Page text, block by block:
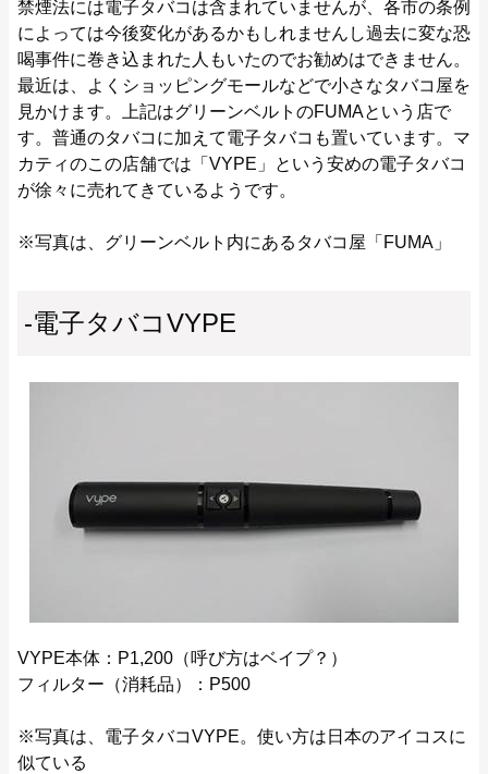
禁煙法には電子タバコは含まれていませんが、各市の条例
によっては今後変化があるかもしれませんし過去に変な恐
喝事件に巻き込まれた人もいたのでお勧めはできません。
最近は、よくショッピングモールなどで小さなタバコ屋を
見かけます。上記はグリーンベルトのFUMAという店で
す。普通のタバコに加えて電子タバコも置いています。マ
カティのこの店舗では「VYPE」という安めの電子タバコ
が徐々に売れてきているようです。
※写真は、グリーンベルト内にあるタバコ屋「FUMA」
-電子タバコVYPE
VYPE本体：P1,200（呼び方はベイプ？）
フィルター（消耗品）：P500
※写真は、電子タバコVYPE。使い方は日本のアイコスに
似ている